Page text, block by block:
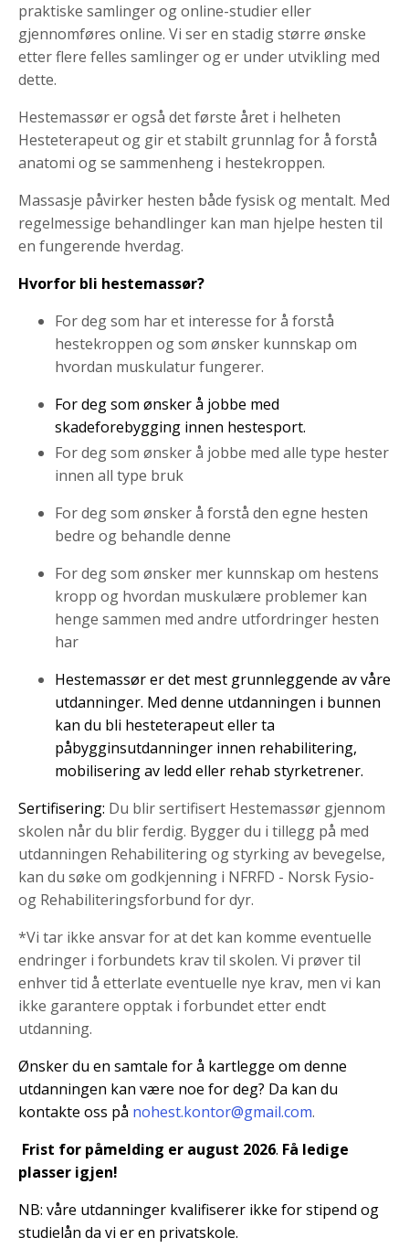
praktiske samlinger og online-studier eller
gjennomføres online. Vi ser en stadig større ønske
etter flere felles samlinger og er under utvikling med
dette.
Hestemassør er også det første året i helheten
Hesteterapeut og gir et stabilt grunnlag for å forstå
anatomi og se sammenheng i hestekroppen.
Massasje påvirker hesten både fysisk og mentalt. Med
regelmessige behandlinger kan man hjelpe hesten til
en fungerende hverdag.
Hvorfor bli hestemassør?
For deg som har et interesse for å forstå
hestekroppen og som ønsker kunnskap om
hvordan muskulatur fungerer.
For deg som ønsker å jobbe med
skadeforebygging innen hestesport.
For deg som ønsker å jobbe med alle type hester
innen all type bruk
For deg som ønsker å forstå den egne hesten
bedre og behandle denne
For deg som ønsker mer kunnskap om hestens
kropp og hvordan muskulære problemer kan
henge sammen med andre utfordringer hesten
har
Hestemassør er det mest grunnleggende av våre
utdanninger. Med denne utdanningen i bunnen
kan du bli hesteterapeut eller ta
påbygginsutdanninger innen rehabilitering,
mobilisering av ledd eller rehab styrketrener.
Sertifisering: Du blir sertifisert Hestemassør gjennom
skolen når du blir ferdig. Bygger du i tillegg på med
utdanningen Rehabilitering og styrking av bevegelse,
kan du søke om godkjenning i NFRFD - Norsk Fysio-
og Rehabiliteringsforbund for dyr.
*Vi tar ikke ansvar for at det kan komme eventuelle
endringer i forbundets krav til skolen. Vi prøver til
enhver tid å etterlate eventuelle nye krav, men vi kan
ikke garantere opptak i forbundet etter endt
utdanning.
Ønsker du en samtale for å kartlegge om denne
utdanningen kan være noe for deg? Da kan du
kontakte oss på nohest.kontor@gmail.com.
Frist for påmelding er august 2026. Få ledige
plasser igjen!
NB: våre utdanninger kvalifiserer ikke for stipend og
studielån da vi er en privatskole.